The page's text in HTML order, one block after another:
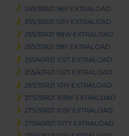
245/35R21 96Y EXTRALOAD
255/35R21 101Y EXTRALOAD
255/35R21 98W EXTRALOAD
255/35R21 98Y EXTRALOAD
255/40R21 102T EXTRALOAD
255/40R21 102T EXTRALOAD
265/35R21 101Y EXTRALOAD
275/35R21 103W EXTRALOAD
275/35R21 103Y EXTRALOAD
275/40R21 107Y EXTRALOAD